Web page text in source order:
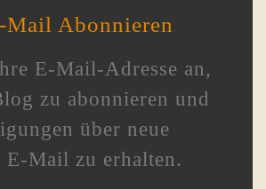
Abonnieren
E-Mail-Adresse an,
zu abonnieren und
über neue
E-Mail zu erhalten.